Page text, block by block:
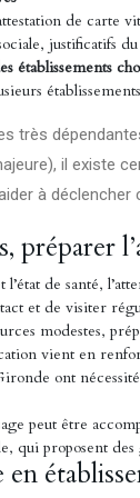
de carte
justificatifs
établissements
très
il existe
à déclencher
préparer
l’état de santé,
et de visiter
modestes,
vient en
ont
peut être
qui proposent des